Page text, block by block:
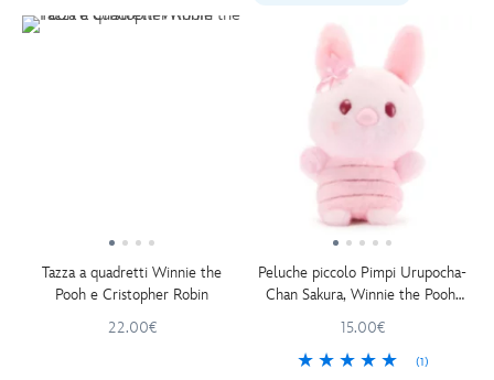
Tazza a quadretti Winnie the
Pooh e Cristopher Robin
22.00€
Peluche piccolo Pimpi Urupocha-
Chan Sakura, Winnie the Pooh,
15.00€
(1)